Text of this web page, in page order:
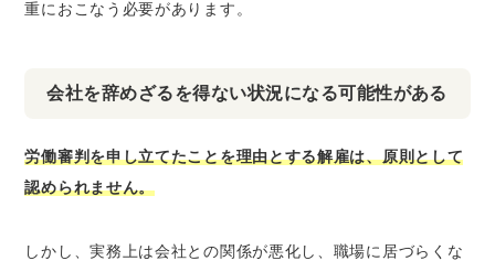
重におこなう必要があります。
会社を辞めざるを得ない状況になる可能性がある
労働審判を申し立てたことを理由とする解雇は、原則として
認められません。
しかし、実務上は会社との関係が悪化し、職場に居づらくな